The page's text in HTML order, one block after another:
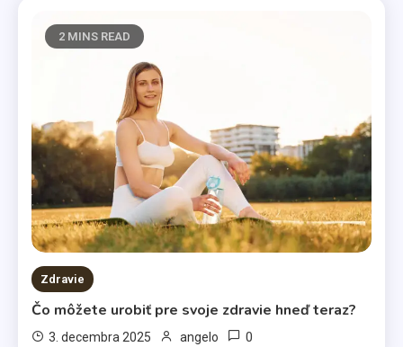
2 MINS READ
Zdravie
Čo môžete urobiť pre svoje zdravie hneď teraz?
3. decembra 2025 angelo 0
Všetci máme svoje slabosti
4
Kávy
Káva illy
5
Vo svetle reflektorov